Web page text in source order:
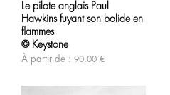
a
plusieurs
variations.
Les
options
peuvent
choisies
Le pilote anglais Paul
Hawkins fuyant son bolide en
flammes
© Keystone
À partir de : 90,00 €